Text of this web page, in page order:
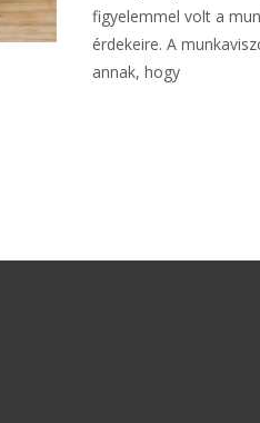
figyelemmel volt a
érdekeire. A
annak, hogy